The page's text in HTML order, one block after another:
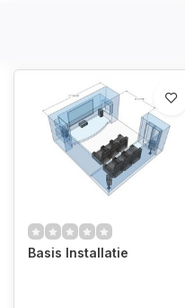
Basis Installatie